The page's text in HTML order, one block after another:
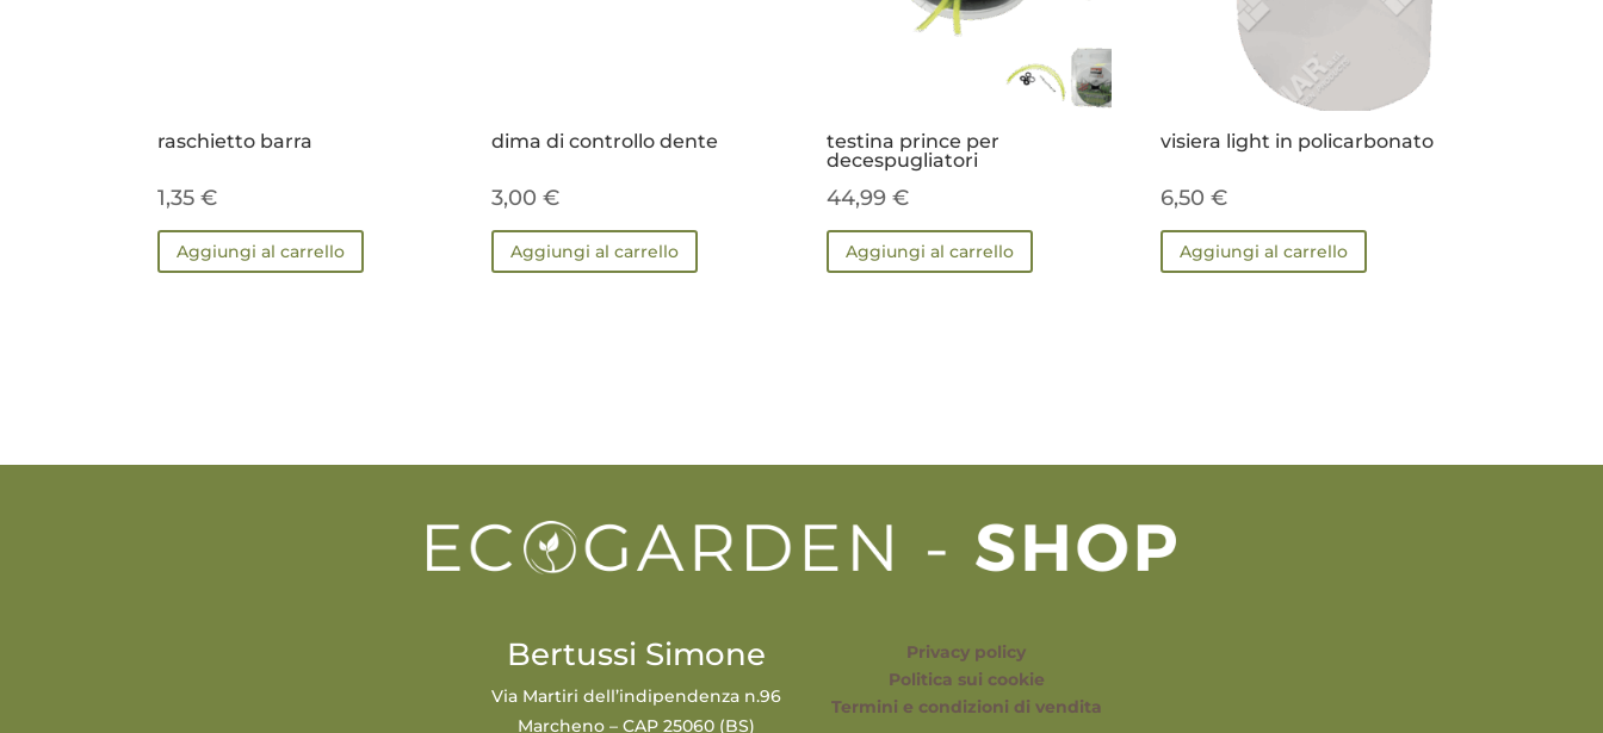
raschietto barra
1,35 €
Aggiungi al carrello
dima di controllo dente
3,00€
Aggiungi al carrello
testina prince per
decespugliatori
44,99 €
Aggiungi al carrello
visiera light in policarbonato
6,50 €
Aggiungi al carrello
Bertussi Simone
Via Martiri dell’indipendenza n.96
Marcheno – CAP 25060 (BS)
Privacy policy
Politica sui cookie
Termini e condizioni di vendita